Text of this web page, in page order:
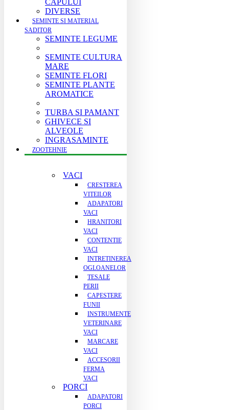
CAPULUI
DIVERSE
SEMINTE SI MATERIAL
SADITOR
SEMINTE LEGUME
SEMINTE CULTURA
MARE
SEMINTE FLORI
SEMINTE PLANTE
AROMATICE
TURBA SI PAMANT
GHIVECE SI
ALVEOLE
INGRASAMINTE
ZOOTEHNIE
VACI
CRESTEREA
VITEILOR
ADAPATORI
VACI
HRANITORI
VACI
CONTENTIE
VACI
INTRETINEREA
OGLOANELOR
TESALE
PERII
CAPESTERE
FUNII
INSTRUMENTE
VETERINARE
VACI
MARCARE
VACI
ACCESORII
FERMA
VACI
PORCI
ADAPATORI
PORCI